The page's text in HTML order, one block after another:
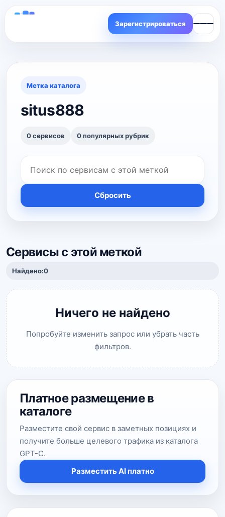
Зарегистрироваться
Метка каталога
situs888
0 сервисов 0 популярных рубрик
Сбросить
Сервисы с этой меткой
Найдено:0
Ничего не найдено
Попробуйте изменить запрос или убрать часть
фильтров.
Платное размещение в
каталоге
Разместите свой сервис в заметных позициях и
получите больше целевого трафика из каталога
GPT-C.
Разместить AI платно